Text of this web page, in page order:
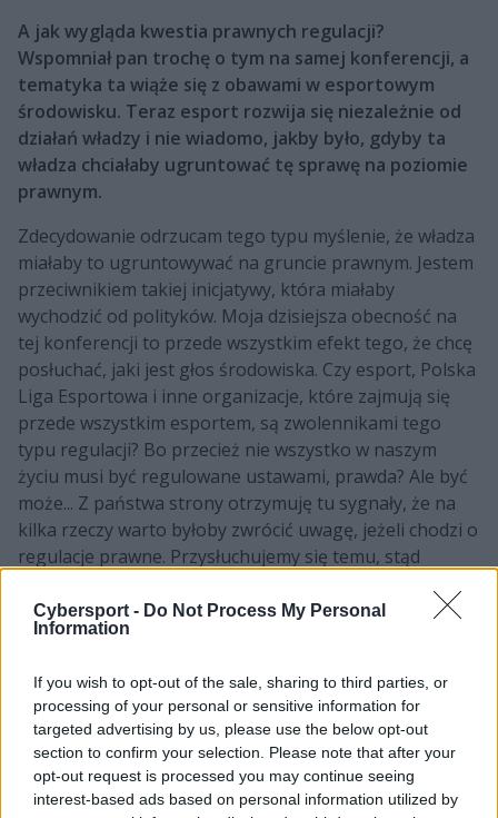
Cybersport - Do Not Process My Personal
Information
If you wish to opt-out of the sale, sharing to third parties, or
processing of your personal or sensitive information for
targeted advertising by us, please use the below opt-out
section to confirm your selection. Please note that after your
opt-out request is processed you may continue seeing
interest-based ads based on personal information utilized by
A jak wygląda kwestia prawnych regulacji?
Wspomniał pan trochę o tym na samej konferencji, a
tematyka ta wiąże się z obawami w esportowym
środowisku. Teraz esport rozwija się niezależnie od
działań władzy i nie wiadomo, jakby było, gdyby ta
władza chciałaby ugruntować tę sprawę na poziomie
prawnym.
Zdecydowanie odrzucam tego typu myślenie, że władza
miałaby to ugruntowywać na gruncie prawnym. Jestem
przeciwnikiem takiej inicjatywy, która miałaby
wychodzić od polityków. Moja dzisiejsza obecność na
tej konferencji to przede wszystkim efekt tego, że chcę
posłuchać, jaki jest głos środowiska. Czy esport, Polska
Liga Esportowa i inne organizacje, które zajmują się
przede wszystkim esportem, są zwolennikami tego
typu regulacji? Bo przecież nie wszystko w naszym
życiu musi być regulowane ustawami, prawda? Ale być
może... Z państwa strony otrzymuję tu sygnały, że na
kilka rzeczy warto byłoby zwrócić uwagę, jeżeli chodzi o
regulacje prawne. Przysłuchujemy się temu, stąd
usłyszeć ten głos i mieć dokumenty na to, jak to
faktycznie wygląda.
Były też próby konsultacji ze środowiskiem m.in. na
komisji sportu, gdzie odbyło się spotkanie z
przedstawicielami branży esportowej. W Sejmie
funkcjonuje też Parlamentarny Zespół ds. esportu,
aczkolwiek w tej kadencji spotkał się zaledwie